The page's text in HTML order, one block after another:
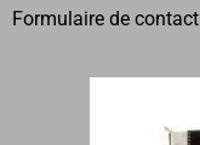
Formulaire de contact